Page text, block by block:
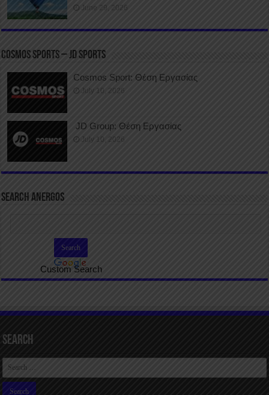
June 29, 2026
COSMOS SPORTS – JD SPORTS
Cosmos Sport: Θέση Εργασίας
July 10, 2026
JD Group: Θέση Εργασίας
July 10, 2026
SEARCH ANERGOS
Custom Search
Search